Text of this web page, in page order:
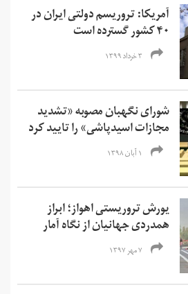
آمریکا: تروریسم دولتی ایران در
۴۰ کشور گسترده است
۳ خرداد ۱۳۹۹
شورای نگهبان مصوبه «تشدید
مجازات اسیدپاشی» را تایید کرد
۱ آبان ۱۳۹۸
یورش تروریستی اهواز؛ ابراز
همدردی جهانیان از نگاه آمار
۷ مهر ۱۳۹۷